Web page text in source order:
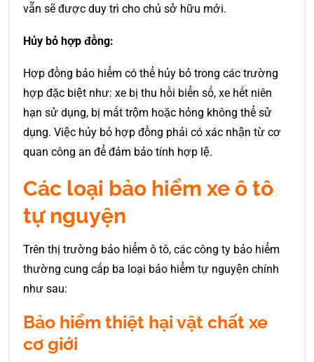
vẫn sẽ được duy trì cho chủ sở hữu mới.
Hủy bỏ hợp đồng:
Hợp đồng bảo hiểm có thể hủy bỏ trong các trường
hợp đặc biệt như: xe bị thu hồi biển số, xe hết niên
hạn sử dụng, bị mất trộm hoặc hỏng không thể sử
dụng. Việc hủy bỏ hợp đồng phải có xác nhận từ cơ
quan công an để đảm bảo tính hợp lệ.
Các loại bảo hiểm xe ô tô
tự nguyện
Trên thị trường bảo hiểm ô tô, các công ty bảo hiểm
thường cung cấp ba loại bảo hiểm tự nguyện chính
như sau:
Bảo hiểm thiệt hại vật chất xe
cơ giới